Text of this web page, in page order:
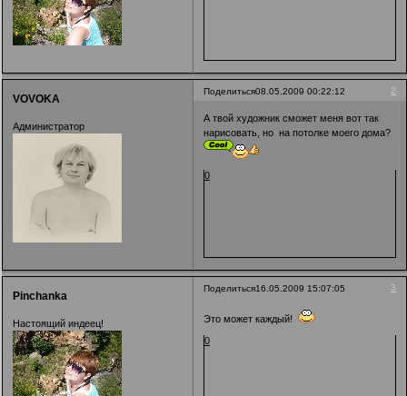
Поделиться 2
08.05.2009 00:22:12
VOVOKA
Администратор
А твой художник сможет меня вот так
нарисовать, но на потолке моего дома?
0
Поделиться 3
16.05.2009 15:07:05
Pinchanka
Настоящий индеец!
Это может каждый!
0